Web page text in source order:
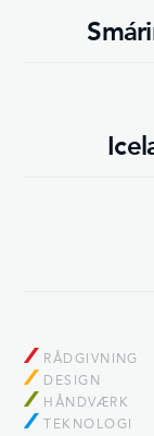
RÅDGIVNING
DESIGN
HÅNDVÆRK
TEKNOLOGI